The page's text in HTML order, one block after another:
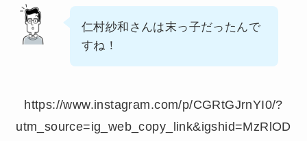
仁村紗和さんは末っ子だったんで
すね！
https://www.instagram.com/p/CGRtGJrnYI0/?
utm_source=ig_web_copy_link&igshid=MzRlOD